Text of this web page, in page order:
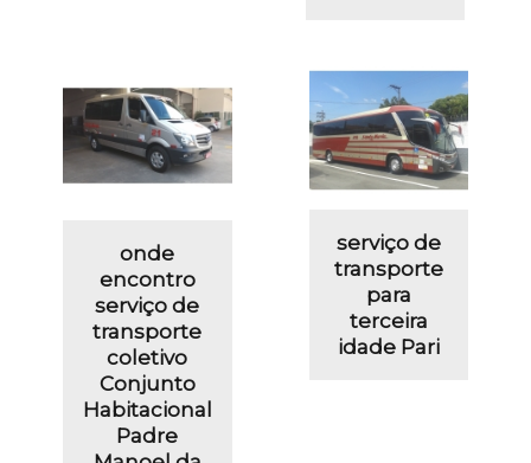
onde
encontro
serviço de
transporte
coletivo
Conjunto
Habitacional
Padre
serviço de
transporte
para
terceira
idade Pari